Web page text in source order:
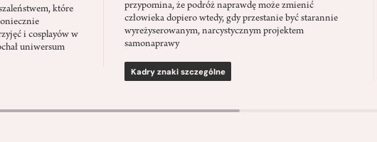
które
i cosplayów w
uniwersum
przypomina, że podróż naprawdę może zmienić
człowieka dopiero wtedy, gdy przestanie być starannie
wyreżyserowanym, narcystycznym projektem
samonaprawy
Kadry znaki szczególne